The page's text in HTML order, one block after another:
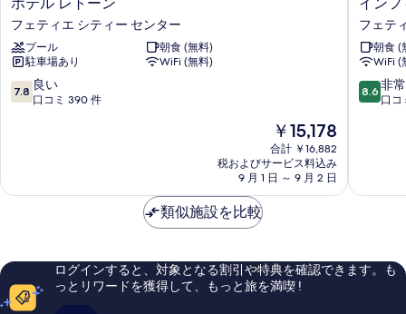
示
す
る
テ
ル
レ
ト
ー
ン
シ
セ
タ
フェティエ シティー センター
プール
朝食 (無料)
駐車場あり
WiFi (無料)
10
段
口
件
の
7.8 良い
口コミ 390 件
現
在
の
料
金
￥15,178
合計 ￥16,882
税およびサービス料込み
9 月 1 日 ～ 9 月 2 日
ン
フ
ィ
ニ
テ
ィ
ル
ィ
エ
フェテ
朝食 (
WiFi (
10
段
に
コ
ミ
8.6 非
口コ
類似施設を比較
ログインすると、対象となる割引や特典を確認できます。も
っとリワードを獲得して、もっと旅を満喫 !